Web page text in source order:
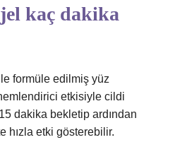
kaç dakika
formüle edilmiş yüz
etkisiyle cildi
dakika bekletip ardından
hızla etki gösterebilir.